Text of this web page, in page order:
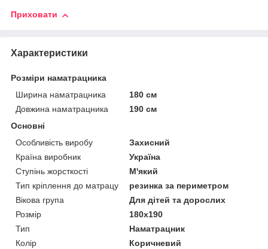
Приховати
Характеристики
Розміри наматрацника
Ширина наматрацника
180 см
Довжина наматрацника
190 см
Основні
Особливість виробу
Захисний
Країна виробник
Україна
Ступінь жорсткості
М'який
Тип кріплення до матрацу
резинка за периметром
Вікова група
Для дітей та дорослих
Розмір
180x190
Тип
Наматрацник
Колір
Коричневий